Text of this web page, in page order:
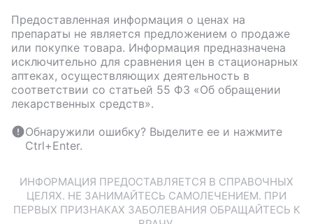
Предоставленная информация о ценах на
препараты не является предложением о продаже
или покупке товара. Информация предназначена
исключительно для сравнения цен в стационарных
аптеках, осуществляющих деятельность в
соответствии со статьей 55 ФЗ «Об обращении
лекарственных средств».
Обнаружили ошибку? Выделите ее и нажмите
Ctrl+Enter.
ИНФОРМАЦИЯ ПРЕДОСТАВЛЯЕТСЯ В СПРАВОЧНЫХ
ЦЕЛЯХ. НЕ ЗАНИМАЙТЕСЬ САМОЛЕЧЕНИЕМ. ПРИ
ПЕРВЫХ ПРИЗНАКАХ ЗАБОЛЕВАНИЯ ОБРАЩАЙТЕСЬ К